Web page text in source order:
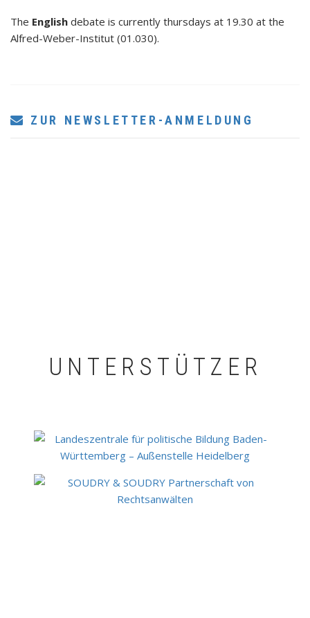
The English debate is currently thursdays at 19.30 at the
Alfred-Weber-Institut (01.030).
ZUR NEWSLETTER-ANMELDUNG
UNTERSTÜTZER